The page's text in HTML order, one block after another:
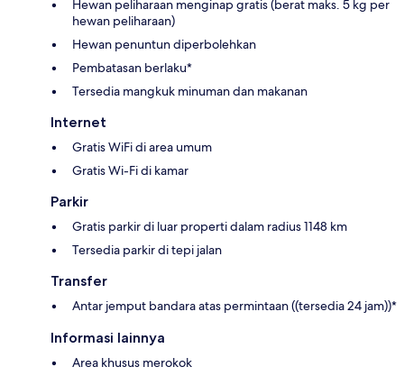
Hewan peliharaan menginap gratis (berat maks. 5 kg per
hewan peliharaan)
Hewan penuntun diperbolehkan
Pembatasan berlaku*
Tersedia mangkuk minuman dan makanan
Internet
Gratis WiFi di area umum
Gratis Wi-Fi di kamar
Parkir
Gratis parkir di luar properti dalam radius 1148 km
Tersedia parkir di tepi jalan
Transfer
Antar jemput bandara atas permintaan ((tersedia 24 jam))*
Informasi lainnya
Area khusus merokok